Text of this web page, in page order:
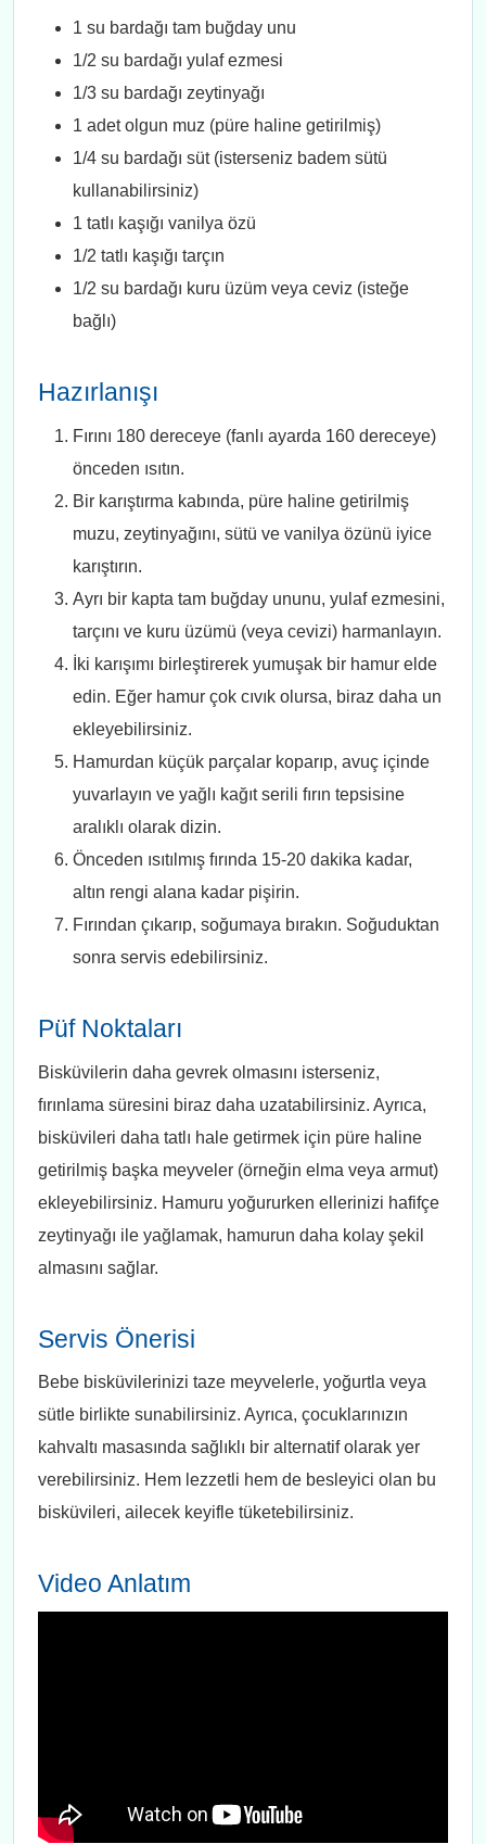
1 su bardağı tam buğday unu
1/2 su bardağı yulaf ezmesi
1/3 su bardağı zeytinyağı
1 adet olgun muz (püre haline getirilmiş)
1/4 su bardağı süt (isterseniz badem sütü
kullanabilirsiniz)
1 tatlı kaşığı vanilya özü
1/2 tatlı kaşığı tarçın
1/2 su bardağı kuru üzüm veya ceviz (isteğe
bağlı)
Hazırlanışı
Fırını 180 dereceye (fanlı ayarda 160 dereceye)
önceden ısıtın.
Bir karıştırma kabında, püre haline getirilmiş
muzu, zeytinyağını, sütü ve vanilya özünü iyice
karıştırın.
Ayrı bir kapta tam buğday ununu, yulaf ezmesini,
tarçını ve kuru üzümü (veya cevizi) harmanlayın.
İki karışımı birleştirerek yumuşak bir hamur elde
edin. Eğer hamur çok cıvık olursa, biraz daha un
ekleyebilirsiniz.
Hamurdan küçük parçalar koparıp, avuç içinde
yuvarlayın ve yağlı kağıt serili fırın tepsisine
aralıklı olarak dizin.
Önceden ısıtılmış fırında 15-20 dakika kadar,
altın rengi alana kadar pişirin.
Fırından çıkarıp, soğumaya bırakın. Soğuduktan
sonra servis edebilirsiniz.
Püf Noktaları
Bisküvilerin daha gevrek olmasını isterseniz,
fırınlama süresini biraz daha uzatabilirsiniz. Ayrıca,
bisküvileri daha tatlı hale getirmek için püre haline
getirilmiş başka meyveler (örneğin elma veya armut)
ekleyebilirsiniz. Hamuru yoğururken ellerinizi hafifçe
zeytinyağı ile yağlamak, hamurun daha kolay şekil
almasını sağlar.
Servis Önerisi
Bebe bisküvilerinizi taze meyvelerle, yoğurtla veya
sütle birlikte sunabilirsiniz. Ayrıca, çocuklarınızın
kahvaltı masasında sağlıklı bir alternatif olarak yer
verebilirsiniz. Hem lezzetli hem de besleyici olan bu
bisküvileri, ailecek keyifle tüketebilirsiniz.
Video Anlatım